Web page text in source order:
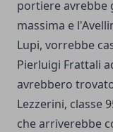
portiere avrebbe
massima e
Lupi, vorrebbe
Pierluigi Frattali
avrebbero
Lezzerini, classe
che arriverebbe